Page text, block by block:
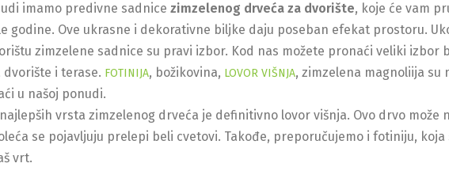
imamo predivne sadnice zimzelenog drveća za dvorište, koje će vam
godine. Ove ukrasne i dekorativne biljke daju poseban efekat prostoru.
zimzelene sadnice su pravi izbor. Kod nas možete pronaći veliki izbor
dvorište i terase. FOTINIJA, božikovina, LOVOR VIŠNJA, zimzelena magnoliija
u našoj ponudi.
vrsta zimzelenog drveća je definitivno lovor višnja. Ovo drvo može
se pojavljuju prelepi beli cvetovi. Takođe, preporučujemo i fotiniju,
vrt.